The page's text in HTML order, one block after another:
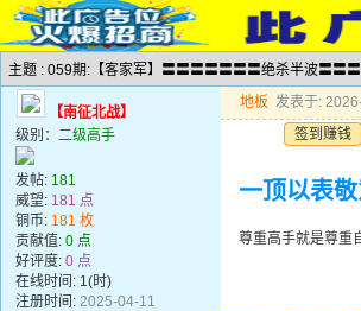
主题 : 059期:【客家军】〓〓〓〓〓〓〓绝杀半波〓〓
【南征北战】
级别： 二级高手
发帖: 181
威望: 181 点
铜币: 181 枚
贡献值: 0 点
好评度: 0 点
在线时间: 1(时)
注册时间: 2025-04-11
地板 发表于:
签到赚钱
一顶以表
尊重高手就是尊重